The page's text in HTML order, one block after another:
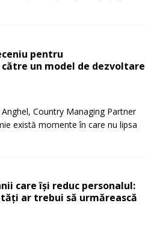
pentru
un model de dezvoltare
Country Managing Partner
există momente în care nu lipsa
care își reduc personalul:
ar trebui să urmărească